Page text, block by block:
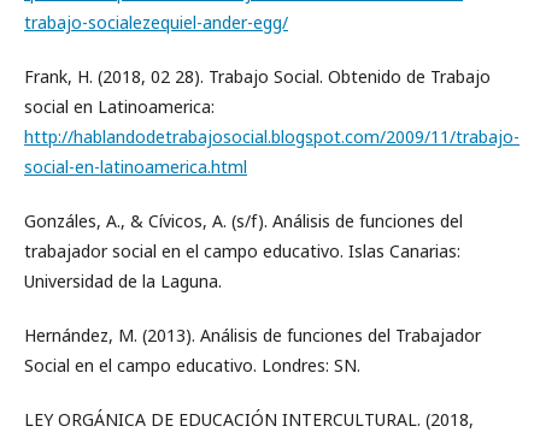
trabajo-socialezequiel-ander-egg/
Frank, H. (2018, 02 28). Trabajo Social. Obtenido de Trabajo
social en Latinoamerica:
http://hablandodetrabajosocial.blogspot.com/2009/11/trabajo-
social-en-latinoamerica.html
Gonzáles, A., & Cívicos, A. (s/f). Análisis de funciones del
trabajador social en el campo educativo. Islas Canarias:
Universidad de la Laguna.
Hernández, M. (2013). Análisis de funciones del Trabajador
Social en el campo educativo. Londres: SN.
LEY ORGÁNICA DE EDUCACIÓN INTERCULTURAL. (2018,